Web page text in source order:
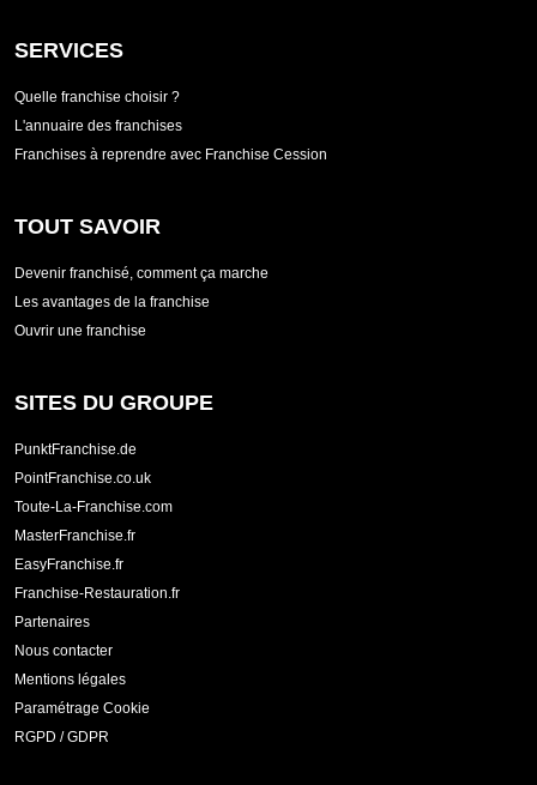
SERVICES
Quelle franchise choisir ?
L'annuaire des franchises
Franchises à reprendre avec Franchise Cession
TOUT SAVOIR
Devenir franchisé, comment ça marche
Les avantages de la franchise
Ouvrir une franchise
SITES DU GROUPE
PunktFranchise.de
PointFranchise.co.uk
Toute-La-Franchise.com
MasterFranchise.fr
EasyFranchise.fr
Franchise-Restauration.fr
Partenaires
Nous contacter
Mentions légales
Paramétrage Cookie
RGPD / GDPR